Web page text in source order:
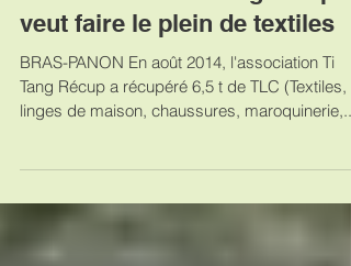
BRAS-PANON Ti tang récup
veut faire le plein de textiles
BRAS-PANON En août 2014, l'association Ti
Tang Récup a récupéré 6,5 t de TLC (Textiles,